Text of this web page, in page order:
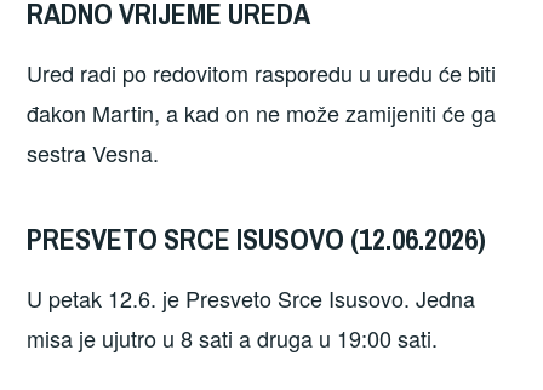
RADNO VRIJEME UREDA
Ured radi po redovitom rasporedu u uredu će biti
đakon Martin, a kad on ne može zamijeniti će ga
sestra Vesna.
PRESVETO SRCE ISUSOVO (12.06.2026)
U petak 12.6. je Presveto Srce Isusovo. Jedna
misa je ujutro u 8 sati a druga u 19:00 sati.